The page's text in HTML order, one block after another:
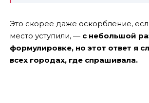
Это скорее даже оскорбление,
место уступили, — с небольшой
формулировке, но этот ответ я
всех городах, где спрашивала.